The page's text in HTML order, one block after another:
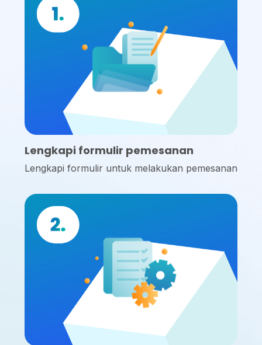
Lengkapi formulir pemesanan
Lengkapi formulir untuk melakukan pemesanan